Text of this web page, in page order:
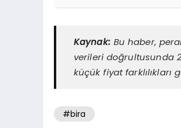
Kaynak: Bu haber,
verileri doğrultusunda
küçük fiyat farklılıkları
#bira